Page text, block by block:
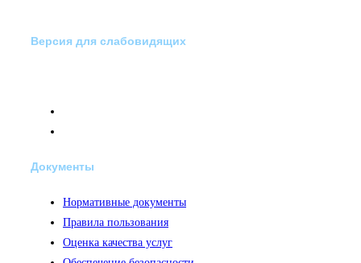
Версия для слабовидящих
Документы
Нормативные документы
Правила пользования
Оценка качества услуг